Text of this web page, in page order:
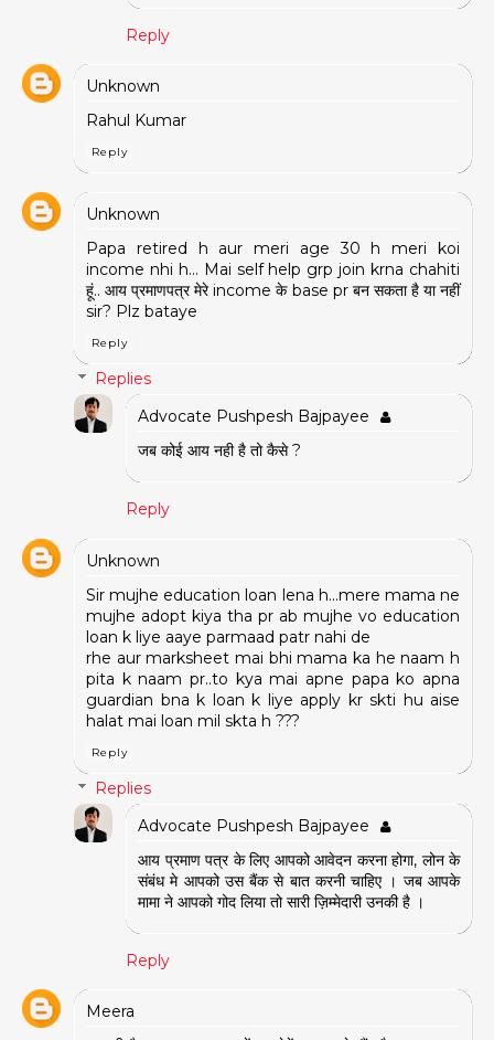
Reply
Unknown
Rahul Kumar
Reply
Unknown
Papa retired h aur meri age 30 h meri koi
income nhi h... Mai self help grp join krna chahiti
हूं.. आय प्रमाणपत्र मेरे income के base pr बन सकता है या नहीं
sir? Plz bataye
Reply
Replies
Advocate Pushpesh Bajpayee
जब कोई आय नही है तो कैसे ?
Reply
Unknown
Sir mujhe education loan lena h...mere mama ne
mujhe adopt kiya tha pr ab mujhe vo education
loan k liye aaye parmaad patr nahi de
rhe aur marksheet mai bhi mama ka he naam h
pita k naam pr..to kya mai apne papa ko apna
guardian bna k loan k liye apply kr skti hu aise
halat mai loan mil skta h ???
Reply
Replies
Advocate Pushpesh Bajpayee
आय प्रमाण पत्र के लिए आपको आवेदन करना होगा, लोन के
संबंध मे आपको उस बैंक से बात करनी चाहिए । जब आपके
मामा ने आपको गोद लिया तो सारी ज़िम्मेदारी उनकी है ।
Reply
Meera